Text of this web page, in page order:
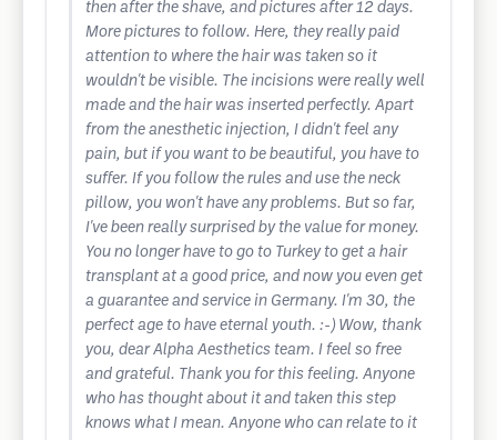
then after the shave, and pictures after 12 days.
More pictures to follow. Here, they really paid
attention to where the hair was taken so it
wouldn't be visible. The incisions were really well
made and the hair was inserted perfectly. Apart
from the anesthetic injection, I didn't feel any
pain, but if you want to be beautiful, you have to
suffer. If you follow the rules and use the neck
pillow, you won't have any problems. But so far,
I've been really surprised by the value for money.
You no longer have to go to Turkey to get a hair
transplant at a good price, and now you even get
a guarantee and service in Germany. I'm 30, the
perfect age to have eternal youth. :-) Wow, thank
you, dear Alpha Aesthetics team. I feel so free
and grateful. Thank you for this feeling. Anyone
who has thought about it and taken this step
knows what I mean. Anyone who can relate to it